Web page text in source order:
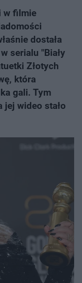
w filmie
dostała
serialu "Biały
Złotych
która
gali. Tym
jej wideo stało